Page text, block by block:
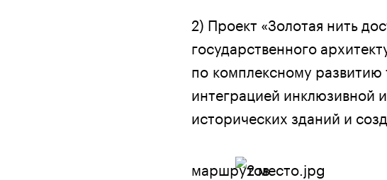
2) Проект «Золотая нить
государственного
по комплексному развитию
интеграцией инклюзивной
исторических зданий и
маршрутов.